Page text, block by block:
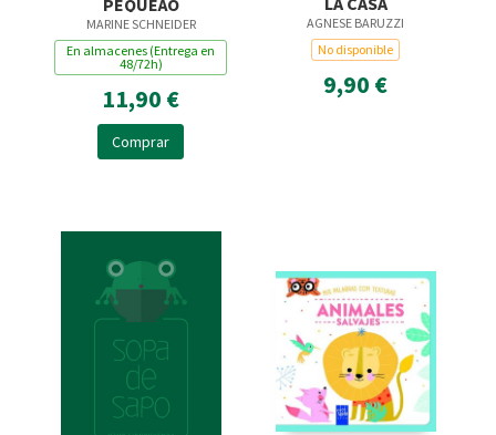
MARINE SCHNEIDER
En almacenes (Entrega en
48/72h)
11,90 €
Comprar
AGNESE BARUZZI
No disponible
9,90 €